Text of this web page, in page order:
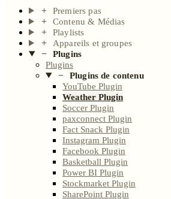
Premiers pas
Contenu & Médias
Playlists
Appareils et groupes
Plugins
Plugins
Plugins de contenu
YouTube Plugin
Weather Plugin
Soccer Plugin
paxconnect Plugin
Fact Snack Plugin
Instagram Plugin
Facebook Plugin
Basketball Plugin
Power BI Plugin
Stockmarket Plugin
SharePoint Plugin